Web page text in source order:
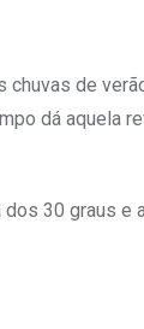
chuvas de
dá aquela
30 graus e